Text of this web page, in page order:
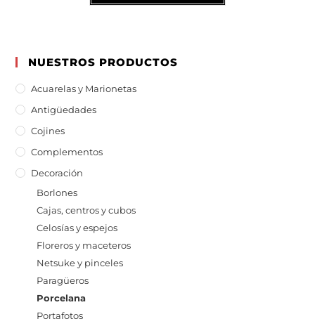
NUESTROS PRODUCTOS
Acuarelas y Marionetas
Antigüedades
Cojines
Complementos
Decoración
Borlones
Cajas, centros y cubos
Celosías y espejos
Floreros y maceteros
Netsuke y pinceles
Paragüeros
Porcelana
Portafotos